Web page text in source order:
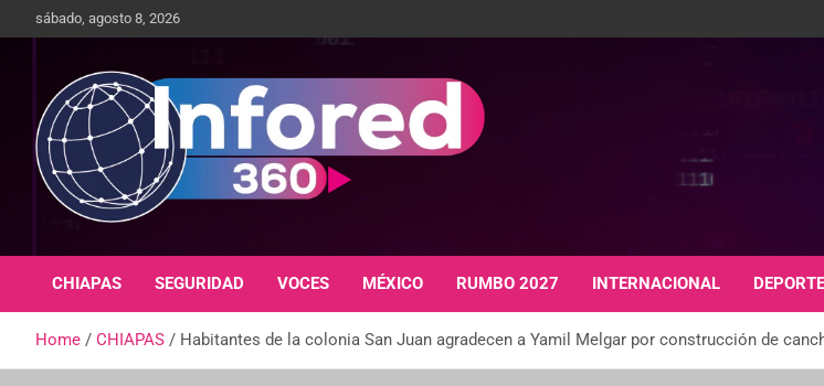
sábado, agosto 8, 2026
infored360.mx
CHIAPAS SEGURIDAD VOCES MÉXICO RUMBO 2027 INTERNACIONAL
Home CHIAPAS Habitantes de la colonia San Juan agradecen a Yamil Melgar por construcción de